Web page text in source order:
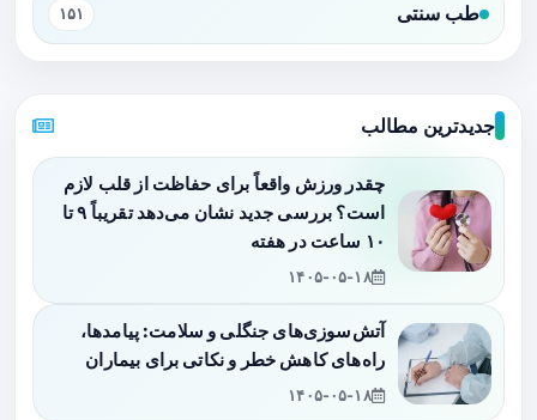
طب سنتی ۱۵۱
جدیدترین مطالب
چقدر ورزش واقعاً برای حفاظت از قلب لازم
است؟ بررسی جدید نشان می‌دهد تقریباً ۹ تا
۱۰ ساعت در هفته
۱۴۰۵-۰۵-۱۸
آتش‌سوزی‌های جنگلی و سلامت: پیامدها،
راه‌های کاهش خطر و نکاتی برای بیماران
۱۴۰۵-۰۵-۱۸